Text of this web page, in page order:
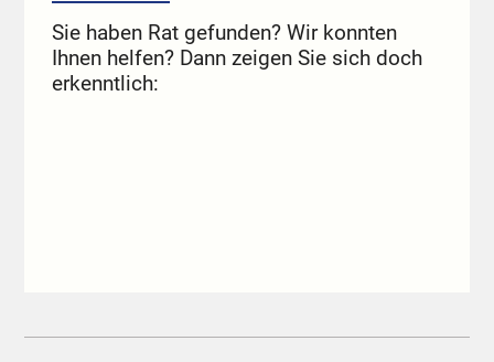
Sie haben Rat gefunden? Wir konnten
Ihnen helfen? Dann zeigen Sie sich doch
erkenntlich: